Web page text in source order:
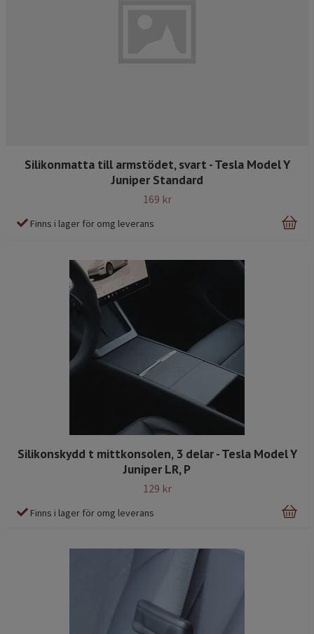
Silikonmatta till armstödet, svart - Tesla Model Y
Juniper Standard
169 kr
Finns i lager för omg leverans
Silikonskydd t mittkonsolen, 3 delar - Tesla Model Y
Juniper LR, P
129 kr
Finns i lager för omg leverans